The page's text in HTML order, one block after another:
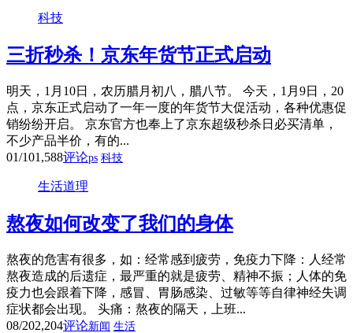
科技
三折秒杀！京东年货节正式启动
明天，1月10日，农历腊月初八，腊八节。 今天，1月9日，20
点，京东正式启动了一年一度的年货节大促活动，各种优惠促
销纷纷开启。 京东官方也奉上了京东超级秒杀日必买清单，
不少产品半价，有的...
01/101,588评论ps 科技
生活道理
熬夜如何改变了我们的身体
熬夜的危害有很多，如：经常感到疲劳，免疫力下降：人经常
熬夜造成的后遗症，最严重的就是疲劳、精神不振；人体的免
疫力也会跟着下降，感冒、胃肠感染、过敏等等自律神经失调
症状都会出现。 头痛：熬夜的隔天，上班...
08/202,204评论新闻 生活